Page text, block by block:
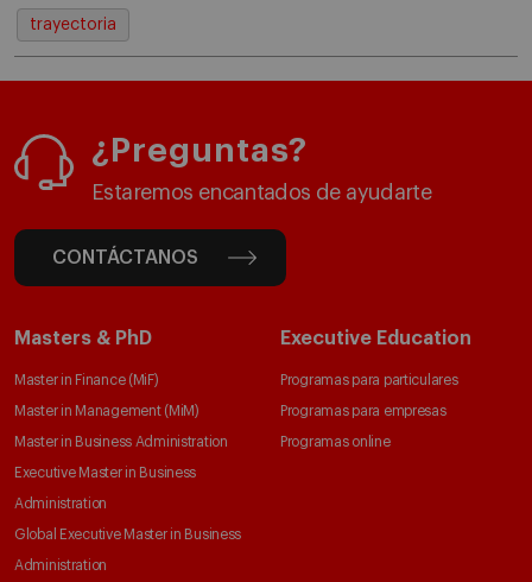
trayectoria
¿Preguntas?
Estaremos encantados de ayudarte
CONTÁCTANOS
Masters & PhD
Master in Finance (MiF)
Master in Management (MiM)
Master in Business Administration
Executive Master in Business
Administration
Global Executive Master in Business
Administration
Executive Education
Programas para particulares
Programas para empresas
Programas online